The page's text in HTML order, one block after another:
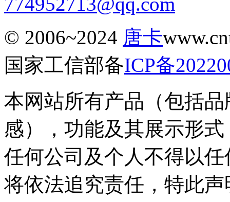
© 2006~2024 唐卡
国家工信部备ICP备
本网站所有产品（包括
感），功能及其展示形
任何公司及个人不得以
将依法追究责任，特此声